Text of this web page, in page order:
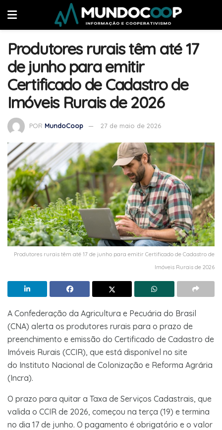
Produtores rurais têm até 17
de junho para emitir
Certificado de Cadastro de
Imóveis Rurais de 2026
POR MundoCoop 27 de maio de 2026
Produtores rurais têm até 17 de junho para emitir Certificado de Cadastro de
Imóveis Rurais de 2026
A Confederação da Agricultura e Pecuária do Brasil
(CNA) alerta os produtores rurais para o prazo de
preenchimento e emissão do Certificado de Cadastro de
Imóveis Rurais (CCIR), que está disponível no site
do Instituto Nacional de Colonização e Reforma Agrária
(Incra).
O prazo para quitar a Taxa de Serviços Cadastrais, que
valida o CCIR de 2026, começou na terça (19) e termina
no dia 17 de junho. O pagamento é obrigatório e o valor